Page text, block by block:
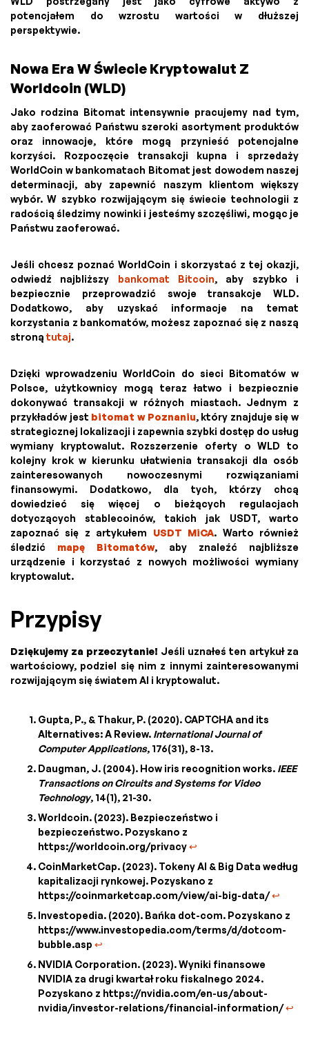
potencjałem do wzrostu wartości w dłuższej
perspektywie.
Nowa Era W Świecie Kryptowalut Z
Worldcoin (WLD)
Jako rodzina Bitomat intensywnie pracujemy nad tym,
aby zaoferować Państwu szeroki asortyment produktów
oraz innowacje, które mogą przynieść potencjalne
korzyści. Rozpoczęcie transakcji kupna i sprzedaży
WorldCoin w bankomatach Bitomat jest dowodem naszej
determinacji, aby zapewnić naszym klientom większy
wybór. W szybko rozwijającym się świecie technologii z
radością śledzimy nowinki i jesteśmy szczęśliwi, mogąc je
Państwu zaoferować.
Jeśli chcesz poznać WorldCoin i skorzystać z tej okazji,
odwiedź najbliższy bankomat Bitcoin, aby szybko i
bezpiecznie przeprowadzić swoje transakcje WLD.
Dodatkowo, aby uzyskać informacje na temat
korzystania z bankomatów, możesz zapoznać się z naszą
stroną tutaj.
Dzięki wprowadzeniu WorldCoin do sieci Bitomatów w
Polsce, użytkownicy mogą teraz łatwo i bezpiecznie
dokonywać transakcji w różnych miastach. Jednym z
przykładów jest bitomat w Poznaniu, który znajduje się w
strategicznej lokalizacji i zapewnia szybki dostęp do usług
wymiany kryptowalut. Rozszerzenie oferty o WLD to
kolejny krok w kierunku ułatwienia transakcji dla osób
zainteresowanych nowoczesnymi rozwiązaniami
finansowymi. Dodatkowo, dla tych, którzy chcą
dowiedzieć się więcej o bieżących regulacjach
dotyczących stablecoinów, takich jak USDT, warto
zapoznać się z artykułem USDT MiCA. Warto również
śledzić mapę Bitomatów, aby znaleźć najbliższe
urządzenie i korzystać z nowych możliwości wymiany
kryptowalut.
Przypisy
Dziękujemy za przeczytanie! Jeśli uznałeś ten artykuł za
wartościowy, podziel się nim z innymi zainteresowanymi
rozwijającym się światem AI i kryptowalut.
Gupta, P., & Thakur, P. (2020). CAPTCHA and its
Alternatives: A Review. International Journal of
Computer Applications, 176(31), 8-13.
Daugman, J. (2004). How iris recognition works. IEEE
Transactions on Circuits and Systems for Video
Technology, 14(1), 21-30.
Worldcoin. (2023). Bezpieczeństwo i
bezpieczeństwo. Pozyskano z
https://worldcoin.org/privacy↩
CoinMarketCap. (2023). Tokeny AI & Big Data według
kapitalizacji rynkowej. Pozyskano z
https://coinmarketcap.com/view/ai-big-data/↩
Investopedia. (2020). Bańka dot-com. Pozyskano z
https://www.investopedia.com/terms/d/dotcom-
bubble.asp ↩
NVIDIA Corporation. (2023). Wyniki finansowe
NVIDIA za drugi kwartał roku fiskalnego 2024.
Pozyskano z https://nvidia.com/en-us/about-
nvidia/investor-relations/financial-information/↩